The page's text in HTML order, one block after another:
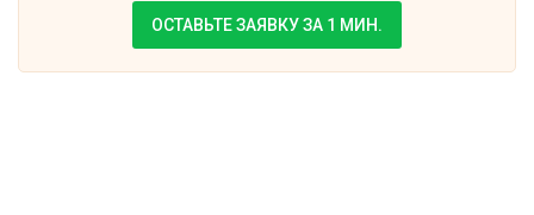
ОСТАВЬТЕ ЗАЯВКУ ЗА 1 МИН.